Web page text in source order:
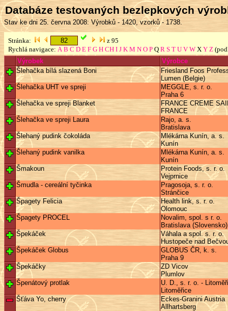
Databáze testovaných bezlepkových
Stav ke dni 25. června 2008: Výrobků - 1420, vzorků - 1738.
Stránka:
z 95
Rychlá navigace: A B C D E F G H CH I J K M N O P Q R S T U V W X Y Z
Výrobek
Výrobce
Šlehačka bílá slazená Boni
Friesland Foos
Lumen (Belgie)
Šlehačka UHT ve spreji
MEGGLE, s. r. o.
Praha 6
Šlehačka ve spreji Blanket
FRANCE CREME
FRANCE
Šlehačka ve spreji Laura
Rajo, a. s.
Bratislava
Šlehaný pudink čokoláda
Mlékárna Kunín, a. s.
Kunín
Šlehaný pudink vanilka
Mlékárna Kunín, a. s.
Kunín
Šmakoun
Protein Foods, s. r. o.
Vejprnice
Šmudla - cereální tyčinka
Pragosoja, s. r. o.
Stránčice
Špagety Felicia
Health link, s. r. o.
Olomouc
Špagety PROCEL
Novalim, spol. s r. o.
Bratislava (Slovensko)
Špekáček
Váhala a spol. s. r. o.
Hustopeče nad
Špekáček Globus
GLOBUS ČR, k. s.
Praha 9
Špekáčky
ZD Vicov
Plumlov
Špenátový protlak
U. D., s. r. o. -
Litoměřice
Šťáva Yo, cherry
Eckes-Granini Austria
Allhartsberg